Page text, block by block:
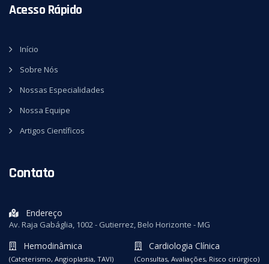
Acesso Rápido
Início
Sobre Nós
Nossas Especialidades
Nossa Equipe
Artigos Científicos
Contato
Endereço
Av. Raja Gabáglia, 1002 - Gutierrez, Belo Horizonte - MG
Hemodinâmica
(Cateterismo, Angioplastia, TAVI)
Cardiologia Clínica
(Consultas, Avaliações, Risco cirúrgico)